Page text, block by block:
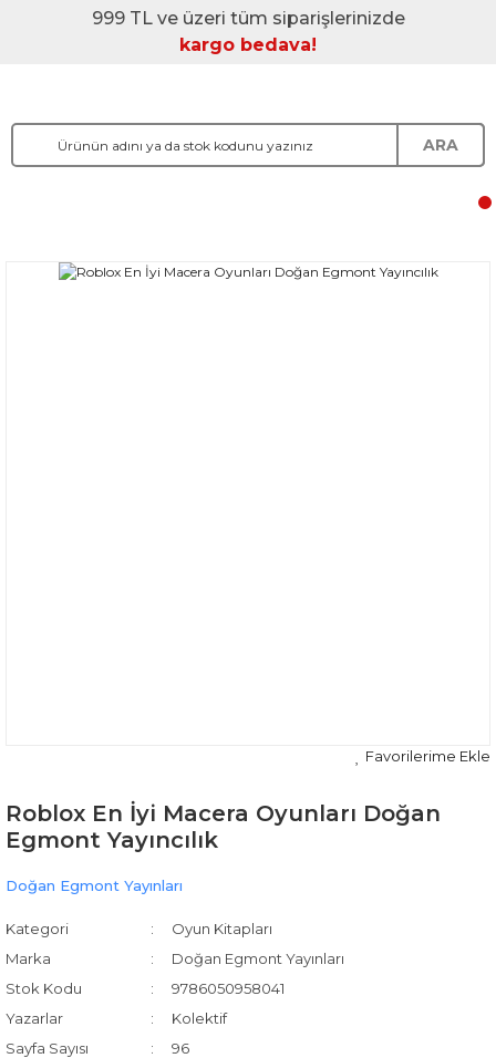
999 TL ve üzeri tüm siparişlerinizde
kargo bedava!
ARA
Roblox En İyi Macera Oyunları Doğan
Egmont Yayıncılık
Doğan Egmont Yayınları
Kategori
Oyun Kitapları
Marka
Doğan Egmont Yayınları
Stok Kodu
9786050958041
Yazarlar
Kolektif
Sayfa Sayısı
96